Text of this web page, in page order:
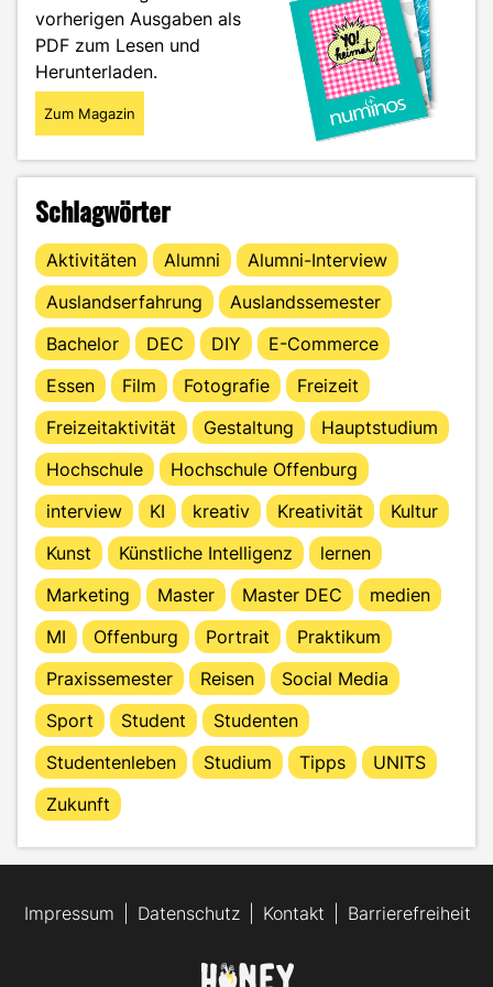
vorherigen Ausgaben als
PDF zum Lesen und
Herunterladen.
Zum Magazin
Schlagwörter
Aktivitäten Alumni
Alumni-Interview
Auslandserfahrung
Auslandssemester
Bachelor
DEC DIY
E-Commerce
Essen
Film Fotografie
Freizeit
Freizeitaktivität
Gestaltung
Hauptstudium
Hochschule
Hochschule Offenburg
interview
KI kreativ Kreativität
Kultur
Kunst
Künstliche Intelligenz
lernen
Marketing
Master Master DEC
medien
MI
Offenburg Portrait
Praktikum
Praxissemester
Reisen
Social Media
Sport
Student
Studenten
Studentenleben
Studium Tipps
UNITS
Zukunft
Impressum Datenschutz Kontakt Barrierefreiheit